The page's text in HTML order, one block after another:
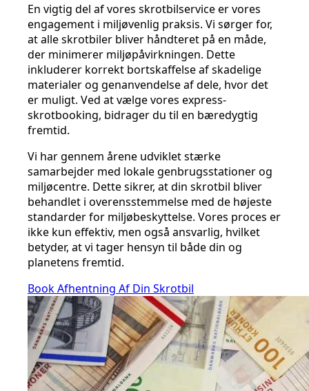
En vigtig del af vores skrotbilservice er vores
engagement i miljøvenlig praksis. Vi sørger for,
at alle skrotbiler bliver håndteret på en måde,
der minimerer miljøpåvirkningen. Dette
inkluderer korrekt bortskaffelse af skadelige
materialer og genanvendelse af dele, hvor det
er muligt. Ved at vælge vores express-
skrotbooking, bidrager du til en bæredygtig
fremtid.
Vi har gennem årene udviklet stærke
samarbejder med lokale genbrugsstationer og
miljøcentre. Dette sikrer, at din skrotbil bliver
behandlet i overensstemmelse med de højeste
standarder for miljøbeskyttelse. Vores proces er
ikke kun effektiv, men også ansvarlig, hvilket
betyder, at vi tager hensyn til både din og
planetens fremtid.
Book Afhentning Af Din Skrotbil